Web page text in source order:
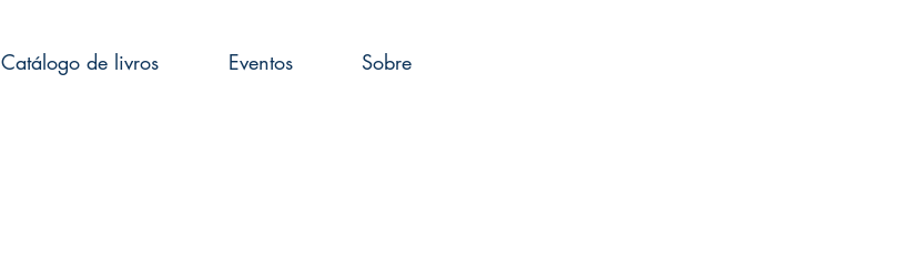
Catálogo de livros Eventos Sobre